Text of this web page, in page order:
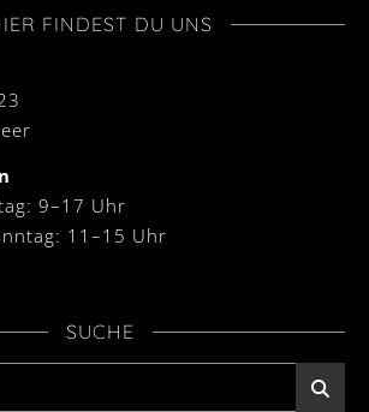
FINDEST DU UNS
9–17 Uhr
11–15 Uhr
SUCHE